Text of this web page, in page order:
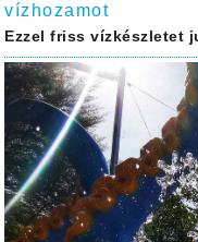
vízhozamot
Ezzel friss vízkészletet